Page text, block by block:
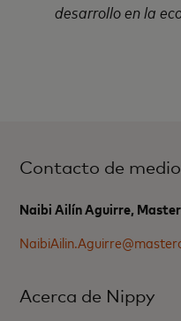
desarrollo en la
Contacto de
Naibi Ailín Aguirre,
Acerca de Nippy